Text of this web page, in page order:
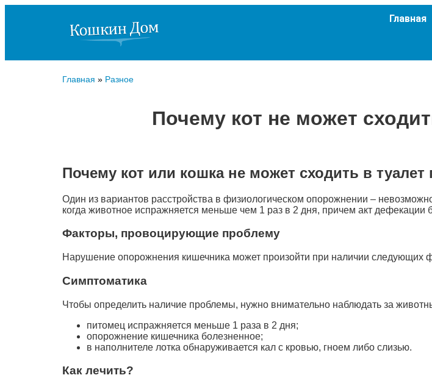
Главная
Главная » Разное
Почему кот не может
Почему кот или кошка не может сходить в
Один из вариантов расстройства в физиологическом опорожнении –
когда животное испражняется меньше чем 1 раз в 2 дня, причем акт дефекации
Факторы, провоцирующие проблему
Нарушение опорожнения кишечника может произойти при наличии следующих
Симптоматика
Чтобы определить наличие проблемы, нужно внимательно наблюдать за
питомец испражняется меньше 1 раза в 2 дня;
опорожнение кишечника болезненное;
в наполнителе лотка обнаруживается кал с кровью, гноем либо слизью.
Как лечить?